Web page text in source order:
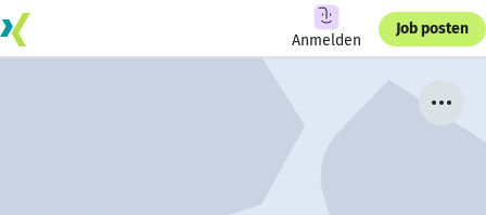
Anmelden
Job posten